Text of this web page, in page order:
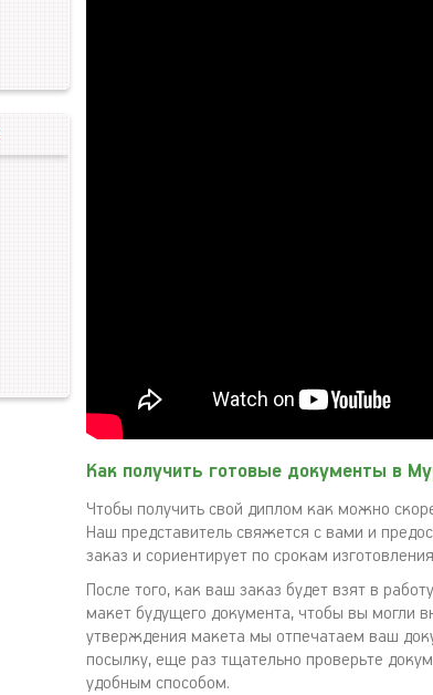
Как получить готовые документы в
Чтобы получить свой диплом как можно
Наш представитель свяжется с вами и
заказ и сориентирует по срокам
После того, как ваш заказ будет взят в
макет будущего документа, чтобы вы могли
утверждения макета мы отпечатаем ваш
посылку, еще раз тщательно проверьте
удобным способом.